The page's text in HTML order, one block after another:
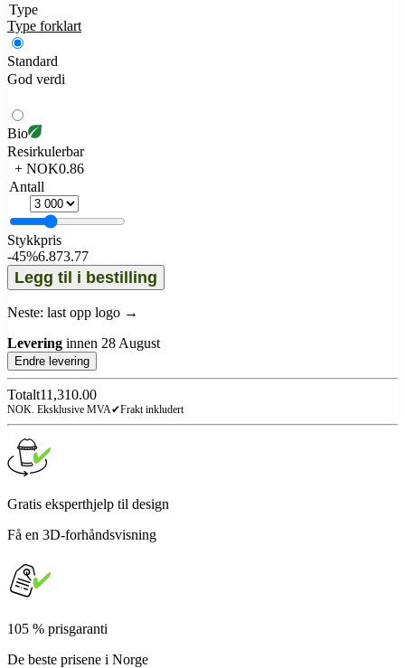
Type
Type forklart
Standard
God verdi
Bio
Resirkulerbar
+ NOK0.86
Antall
Stykkpris
-45%6.873.77
Legg til i bestilling
Neste: last opp logo →
Levering innen 28 August
Endre levering
Totalt11,310.00
NOK. Eksklusive MVA✔Frakt inkludert
Gratis eksperthjelp til design
Få en 3D-forhåndsvisning
105 % prisgaranti
De beste prisene i Norge